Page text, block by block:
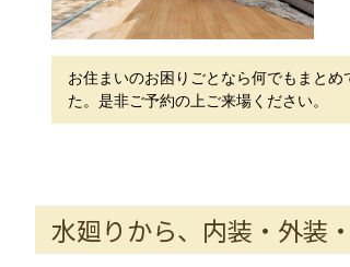
お住まいのお困りごとなら何でもまと
た。是非ご予約の上ご来場ください。
水廻りから、内装・外装